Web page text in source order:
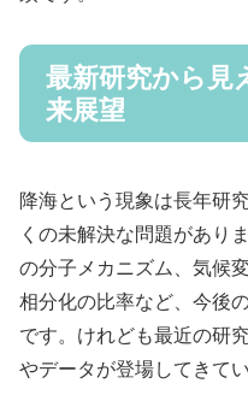
最新研究から見
来展望
降海という現象は長年研
くの未解決な問題があり
の分子メカニズム、気候
相分化の比率など、今後
です。けれども最近の研
やデータが登場してきてい